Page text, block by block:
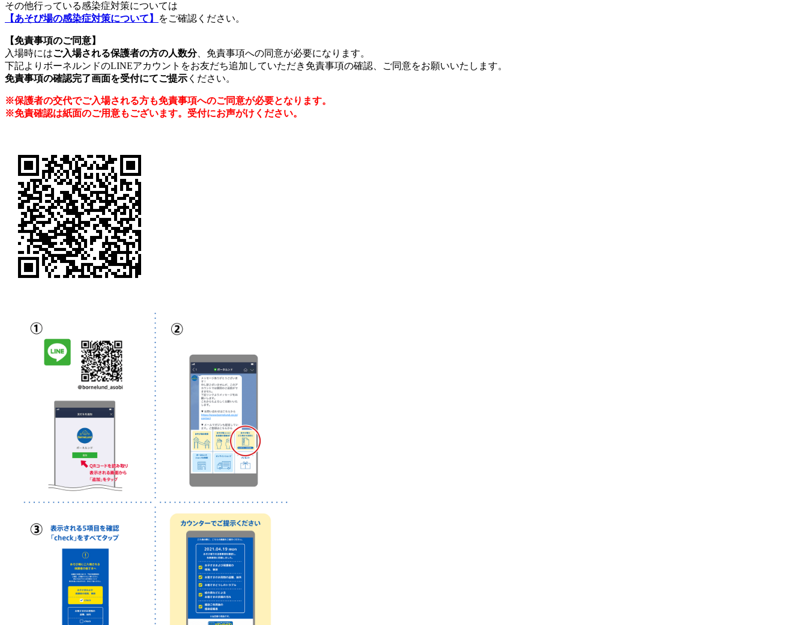
その他行っている感染症対策については
【あそび場の感染症対策について】
をご確認ください。
【免責事項のご同意】
入場時にはご入場される保護者の方の人数分、免責事項への同意が必要になります。
下記よりボーネルンドの​LINEアカウントをお友だち追加していただき免責事項の確認、ご同意をお願いいたします。
免責事項の確認完了画面を受付にてご提示 ください。
※保護者の交代でご入場される方も免責事項へのご同意が必要となります。
​※免責確認は紙面のご用意もございます。受付にお声がけください。